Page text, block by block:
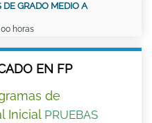
GRADO MEDIO A
horas
EN FP
de
Inicial PRUEBAS